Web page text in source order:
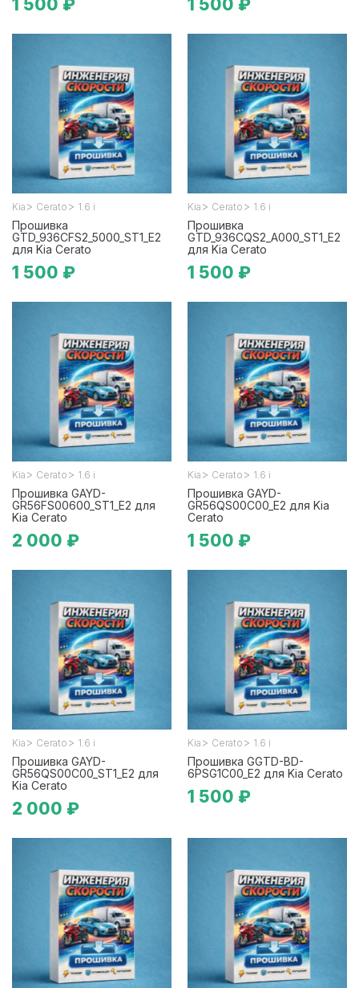
1 500 ₽ 1 500 ₽
Kia > Cerato > 1.6 i
Прошивка
GTD_936CFS2_5000_ST1_E2
для Kia Cerato
1 500 ₽
Kia > Cerato > 1.6 i
Прошивка
GTD_936CQS2_A000_ST1_E2
для Kia Cerato
1 500 ₽
Kia > Cerato > 1.6 i
Прошивка GAYD-
GR56FS00600_ST1_E2 для
Kia Cerato
2 000 ₽
Kia > Cerato > 1.6 i
Прошивка GAYD-
GR56QS00C00_E2 для Kia
Cerato
1 500 ₽
Kia > Cerato > 1.6 i
Прошивка GAYD-
GR56QS00C00_ST1_E2 для
Kia Cerato
2 000 ₽
Kia > Cerato > 1.6 i
Прошивка GGTD-BD-
6PSG1C00_E2 для Kia Cerato
1 500 ₽